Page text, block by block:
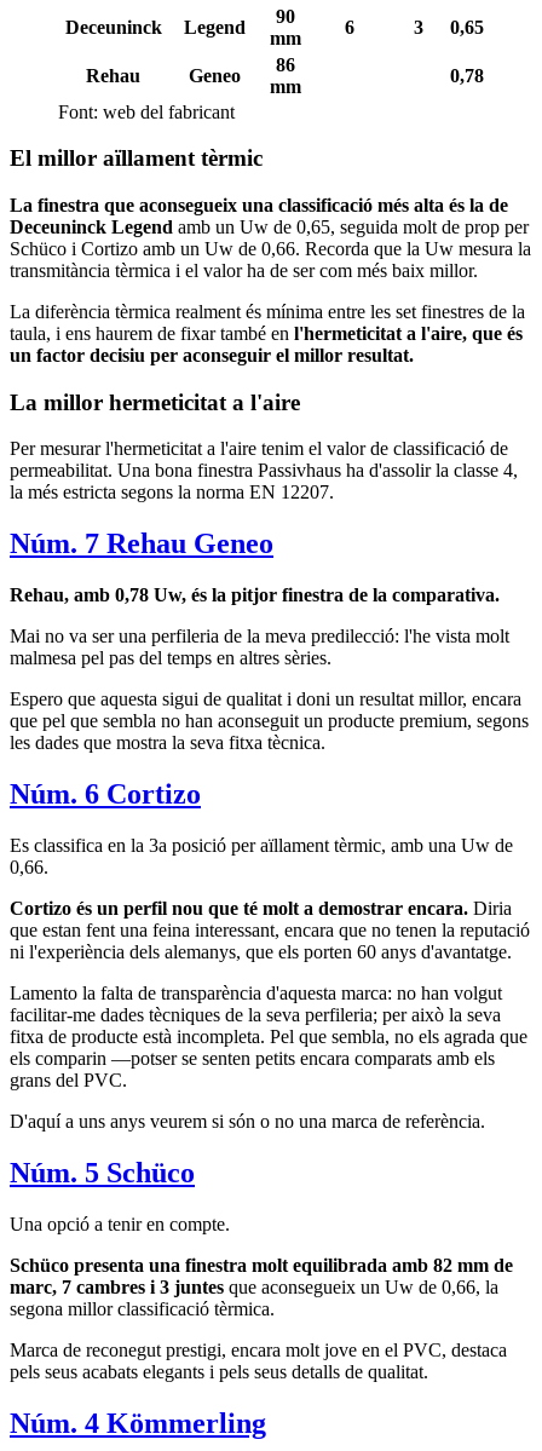
Deceuninck Legend
90
mm
6 3 0,65
Rehau Geneo
86
mm
0,78
Font: web del fabricant
El millor aïllament tèrmic
La finestra que aconsegueix una classificació més alta és la de
Deceuninck Legend amb un Uw de 0,65, seguida molt de prop per
Schüco i Cortizo amb un Uw de 0,66. Recorda que la Uw mesura la
transmitància tèrmica i el valor ha de ser com més baix millor.
La diferència tèrmica realment és mínima entre les set finestres de la
taula, i ens haurem de fixar també en l'hermeticitat a l'aire, que és
un factor decisiu per aconseguir el millor resultat.
La millor hermeticitat a l'aire
Per mesurar l'hermeticitat a l'aire tenim el valor de classificació de
permeabilitat. Una bona finestra Passivhaus ha d'assolir la classe 4,
la més estricta segons la norma EN 12207.
Núm. 7 Rehau Geneo
Rehau, amb 0,78 Uw, és la pitjor finestra de la comparativa.
Mai no va ser una perfileria de la meva predilecció: l'he vista molt
malmesa pel pas del temps en altres sèries.
Espero que aquesta sigui de qualitat i doni un resultat millor, encara
que pel que sembla no han aconseguit un producte premium, segons
les dades que mostra la seva fitxa tècnica.
Núm. 6 Cortizo
Es classifica en la 3a posició per aïllament tèrmic, amb una Uw de
0,66.
Cortizo és un perfil nou que té molt a demostrar encara. Diria
que estan fent una feina interessant, encara que no tenen la reputació
ni l'experiència dels alemanys, que els porten 60 anys d'avantatge.
Lamento la falta de transparència d'aquesta marca: no han volgut
facilitar-me dades tècniques de la seva perfileria; per això la seva
fitxa de producte està incompleta. Pel que sembla, no els agrada que
els comparin —potser se senten petits encara comparats amb els
grans del PVC.
D'aquí a uns anys veurem si són o no una marca de referència.
Núm. 5 Schüco
Una opció a tenir en compte.
Schüco presenta una finestra molt equilibrada amb 82 mm de
marc, 7 cambres i 3 juntes que aconsegueix un Uw de 0,66, la
segona millor classificació tèrmica.
Marca de reconegut prestigi, encara molt jove en el PVC, destaca
pels seus acabats elegants i pels seus detalls de qualitat.
Núm. 4 Kömmerling